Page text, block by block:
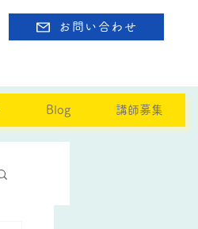
お問い合わせ
Blog 講師募集